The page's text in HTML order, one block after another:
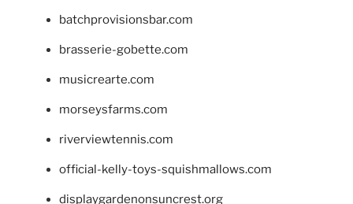
batchprovisionsbar.com
brasserie-gobette.com
musicrearte.com
morseysfarms.com
riverviewtennis.com
official-kelly-toys-squishmallows.com
displaygardenonsuncrest.org